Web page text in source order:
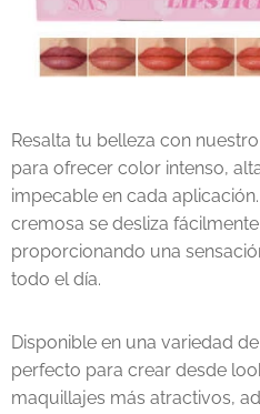
Resalta tu belleza con nuestro
para ofrecer color intenso,
impecable en cada
cremosa se desliza
proporcionando una
todo el día.
Disponible en una variedad
perfecto para crear desde
maquillajes más atractivos,